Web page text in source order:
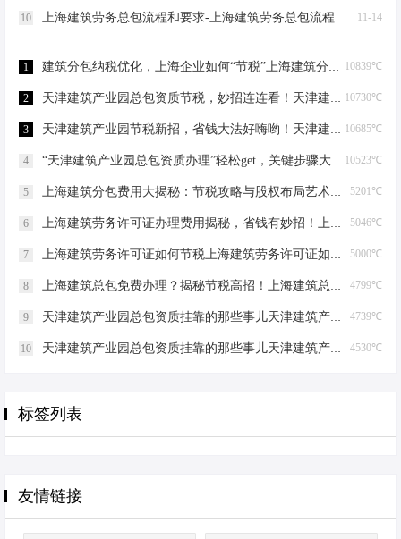
11-14
10 上海建筑劳务总包流程和要求-上海建筑劳务总包流程和要求
10839℃
1 建筑分包纳税优化，上海企业如何“节税”上海建筑分包纳税优化
10730℃
2 天津建筑产业园总包资质节税，妙招连连看！天津建筑产业园总包资质节税优化
10685℃
3 天津建筑产业园节税新招，省钱大法好嗨哟！天津建筑产业园总包资质节税优化
10523℃
4 “天津建筑产业园总包资质办理”轻松get，关键步骤大揭秘！天津建筑产业园总包资质办理
5201℃
5 上海建筑分包费用大揭秘：节税攻略与股权布局艺术上海建筑分包有什么费用
5046℃
6 上海建筑劳务许可证办理费用揭秘，省钱有妙招！上海建筑劳务许可证办理费用是多少
5000℃
7 上海建筑劳务许可证如何节税上海建筑劳务许可证如何节税
4799℃
8 上海建筑总包免费办理？揭秘节税高招！上海建筑总包免费办理吗？
4739℃
9 天津建筑产业园总包资质挂靠的那些事儿天津建筑产业园总包资质挂靠
4530℃
10 天津建筑产业园总包资质挂靠的那些事儿天津建筑产业园总包资质挂靠
标签列表
友情链接